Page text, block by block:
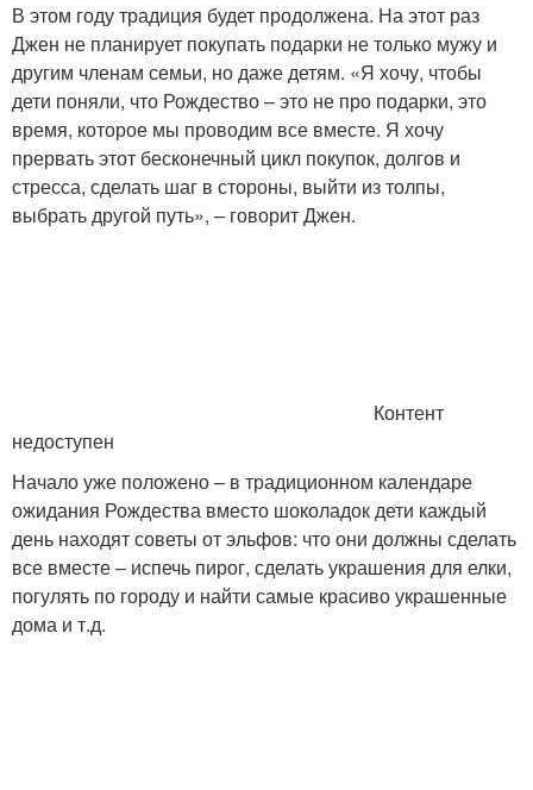
В этом году традиция будет продолжена. На этот раз
Джен не планирует покупать подарки не только мужу и
другим членам семьи, но даже детям. «Я хочу, чтобы
дети поняли, что Рождество – это не про подарки, это
время, которое мы проводим все вместе. Я хочу
прервать этот бесконечный цикл покупок, долгов и
стресса, сделать шаг в стороны, выйти из толпы,
выбрать другой путь», – говорит Джен.
Контент
недоступен
Начало уже положено – в традиционном календаре
ожидания Рождества вместо шоколадок дети каждый
день находят советы от эльфов: что они должны сделать
все вместе – испечь пирог, сделать украшения для елки,
погулять по городу и найти самые красиво украшенные
дома и т.д.